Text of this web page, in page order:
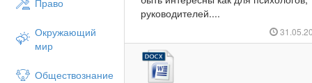
Право
Окружающий
мир
Обществознание
руководителей....